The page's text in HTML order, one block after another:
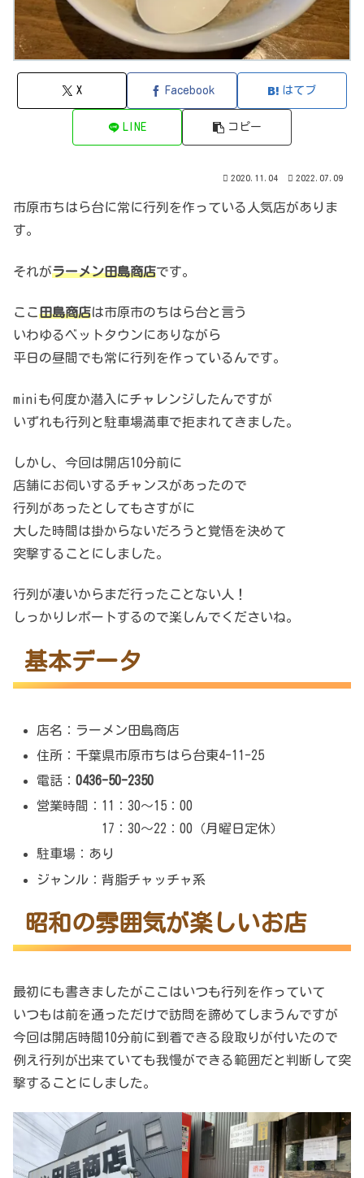
X Facebook はてブ
LINE コピー
2020.11.04 2022.07.09
市原市ちはら台に常に行列を作っている人気店がありま
す。
それがラーメン田島商店です。
ここ田島商店は市原市のちはら台と言う
いわゆるベットタウンにありながら
平日の昼間でも常に行列を作っているんです。
miniも何度か潜入にチャレンジしたんですが
いずれも行列と駐車場満車で拒まれてきました。
しかし、今回は開店10分前に
店舗にお伺いするチャンスがあったので
行列があったとしてもさすがに
大した時間は掛からないだろうと覚悟を決めて
突撃することにしました。
行列が凄いからまだ行ったことない人！
しっかりレポートするので楽しんでくださいね。
基本データ
店名：ラーメン田島商店
住所：千葉県市原市ちはら台東4-11-25
電話：0436-50-2350
営業時間：11：30～15：00
17：30～22：00（月曜日定休）
駐車場：あり
ジャンル：背脂チャッチャ系
昭和の雰囲気が楽しいお店
最初にも書きましたがここはいつも行列を作っていて
いつもは前を通っただけで訪問を諦めてしまうんですが
今回は開店時間10分前に到着できる段取りが付いたので
例え行列が出来ていても我慢ができる範囲だと判断して突
撃することにしました。